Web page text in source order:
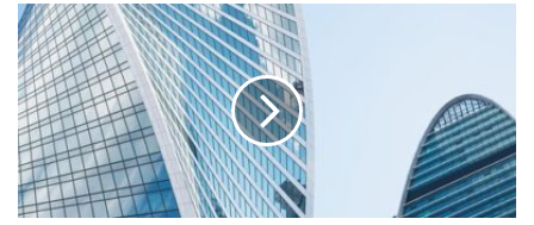
mondiale
?
Unibail,
Klepierre,
Vonovia…
reprise
haussière
durable
pour
les
valeurs